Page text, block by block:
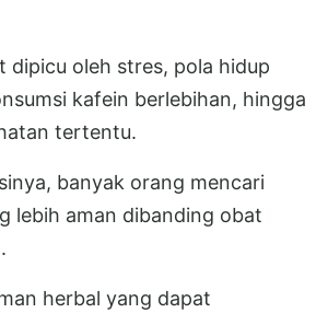
dipicu oleh stres, pola hidup
kafein berlebihan, hingga
tertentu.
banyak orang mencari
lebih aman dibanding obat
herbal yang dapat